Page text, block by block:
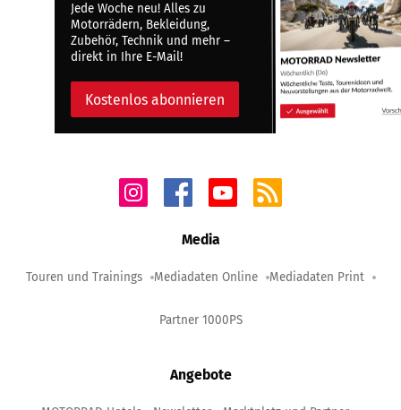
Jede Woche neu! Alles zu
Motorrädern, Bekleidung,
Zubehör, Technik und mehr –
direkt in Ihre E-Mail!
Kostenlos abonnieren
Media
Touren und Trainings Mediadaten Online Mediadaten Print
Partner 1000PS
Angebote